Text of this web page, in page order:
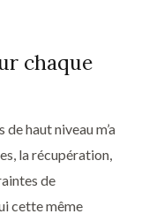
chaque
haut niveau m’a
la récupération,
de
cette même